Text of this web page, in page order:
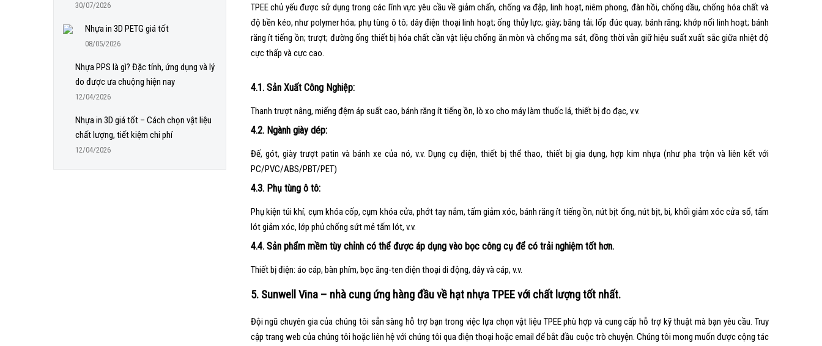
TPEE chủ yếu được sử dụng trong các lĩnh vực yêu cầu về giảm chấn, chống va đập, linh hoạt, niêm phong, đàn hồi, chống dầu, chống hóa chất và
độ bền kéo, như polymer hóa; phụ tùng ô tô; dây điện thoại linh hoạt; ống thủy lực; giày; băng tải; lốp đúc quay; bánh răng; khớp nối linh hoạt; bánh
răng ít tiếng ồn; trượt; đường ống thiết bị hóa chất cần vật liệu chống ăn mòn và chống ma sát, đồng thời vẫn giữ hiệu suất xuất sắc giữa nhiệt độ
cực thấp và cực cao.
4.1. Sản Xuất Công Nghiệp:
Thanh trượt nâng, miếng đệm áp suất cao, bánh răng ít tiếng ồn, lò xo cho máy làm thuốc lá, thiết bị đo đạc, v.v.
4.2. Ngành giày dép:
Đế, gót, giày trượt patin và bánh xe của nó, v.v. Dụng cụ điện, thiết bị thể thao, thiết bị gia dụng, hợp kim nhựa (như pha trộn và liên kết với
PC/PVC/ABS/PBT/PET)
4.3. Phụ tùng ô tô:
Phụ kiện túi khí, cụm khóa cốp, cụm khóa cửa, phớt tay nắm, tấm giảm xóc, bánh răng ít tiếng ồn, nút bịt ống, nút bịt, bi, khối giảm xóc cửa sổ, tấm
lót giảm xóc, lớp phủ chống sứt mẻ tấm lót, v.v.
4.4. Sản phẩm mềm tùy chỉnh có thể được áp dụng vào bọc công cụ để có trải nghiệm tốt hơn.
Thiết bị điện: áo cáp, bàn phím, bọc ăng-ten điện thoại di động, dây và cáp, v.v.
5. Sunwell Vina – nhà cung ứng hàng đầu về hạt nhựa TPEE với chất lượng tốt nhất.
Đội ngũ chuyên gia của chúng tôi sẵn sàng hỗ trợ bạn trong việc lựa chọn vật liệu TPEE phù hợp và cung cấp hỗ trợ kỹ thuật mà bạn yêu cầu. Truy
cập trang web của chúng tôi hoặc liên hệ với chúng tôi qua điện thoại hoặc email để bắt đầu cuộc trò chuyện. Chúng tôi mong muốn được cộng tác
30/07/2026
Nhựa in 3D PETG giá tốt
08/05/2026
Nhựa PPS là gì? Đặc tính, ứng dụng và lý
do được ưa chuộng hiện nay
12/04/2026
Nhựa in 3D giá tốt – Cách chọn vật liệu
chất lượng, tiết kiệm chi phí
12/04/2026